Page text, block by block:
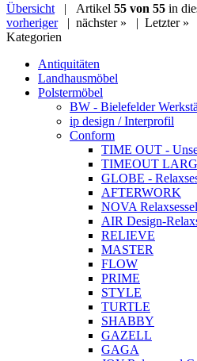
Übersicht | Artikel 55 von 55 in
vorheriger| nächster » | Letzter »
Kategorien
Antiquitäten
Landhausmöbel
Polstermöbel
BW - Bielefelder
ip design / Interprofil
Conform
TIME OUT -
TIMEOUT
GLOBE -
AFTERWORK
NOVA
AIR Design-
RELIEVE
MASTER
FLOW
PRIME
STYLE
TURTLE
SHABBY
GAZELL
GAGA